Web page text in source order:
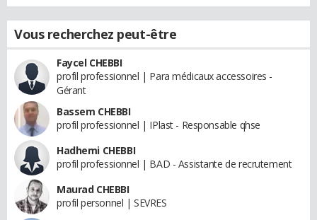
Vous recherchez peut-être
Faycel CHEBBI
profil professionnel | Para médicaux accessoires -
Gérant
Bassem CHEBBI
profil professionnel | IPlast - Responsable qhse
Hadhemi CHEBBI
profil professionnel | BAD - Assistante de recrutement
Maurad CHEBBI
profil personnel | SEVRES